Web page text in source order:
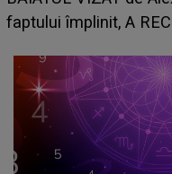
faptului împlinit, A